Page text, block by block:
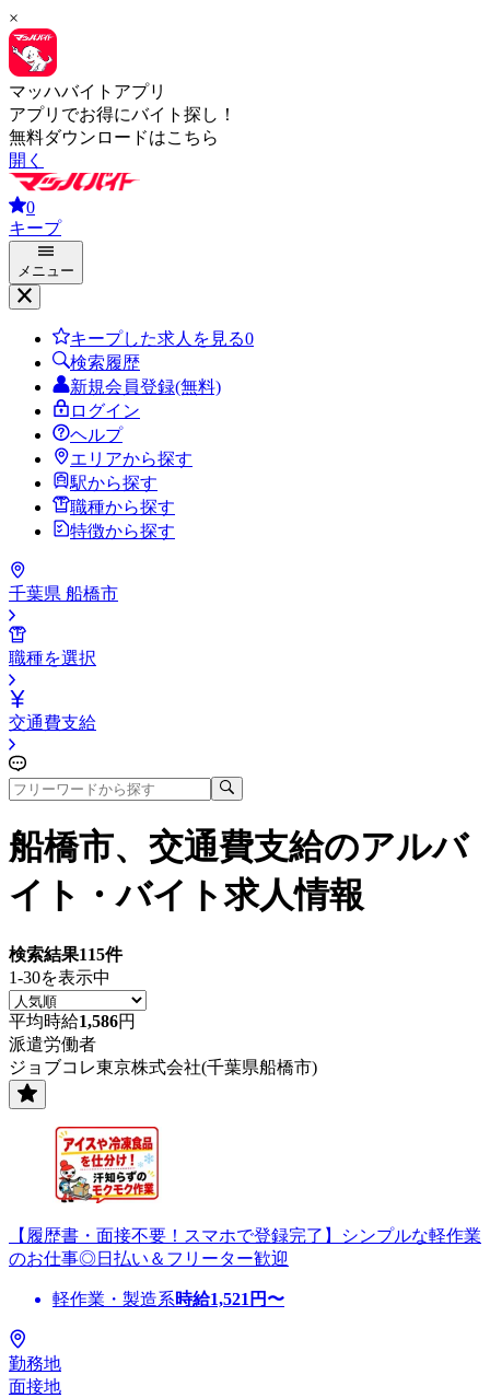
×
マッハバイトアプリ
アプリでお得にバイト探し！
無料ダウンロードはこちら
開く
0
キープ
メニュー
キープした求人を見る0
検索履歴
新規会員登録(無料)
ログイン
ヘルプ
エリアから探す
駅から探す
職種から探す
特徴から探す
千葉県 船橋市
職種を選択
交通費支給
船橋市、交通費支給のアルバ
イト・バイト求人情報
検索結果115件
1-30を表示中
平均時給1,586円
派遣労働者
ジョブコレ東京株式会社(千葉県船橋市)
【履歴書・面接不要！スマホで登録完了】シンプルな軽作業
のお仕事◎日払い＆フリーター歓迎
軽作業・製造系時給1,521 円〜
勤務地
面接地